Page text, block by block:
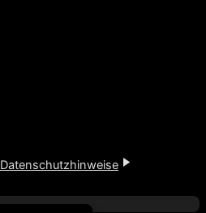
Datenschutzhinweise